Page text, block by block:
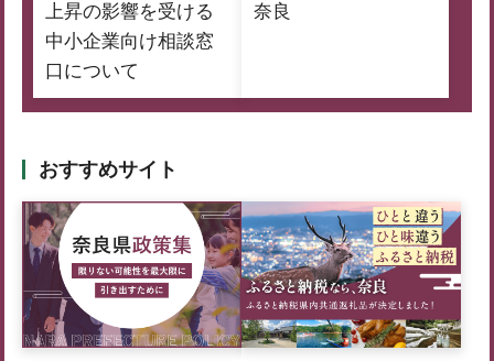
上昇の影響を受ける
中小企業向け相談窓
口について
奈良
おすすめサイト